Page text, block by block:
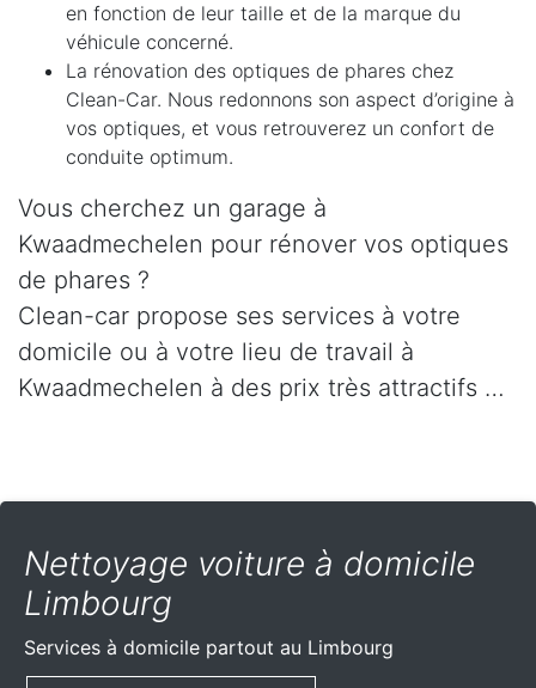
en fonction de leur taille et de la marque du
véhicule concerné.
La rénovation des optiques de phares chez
Clean-Car. Nous redonnons son aspect d’origine à
vos optiques, et vous retrouverez un confort de
conduite optimum.
Vous cherchez un garage à
Kwaadmechelen pour rénover vos optiques
de phares ?
Clean-car propose ses services à votre
domicile ou à votre lieu de travail à
Kwaadmechelen à des prix très attractifs …
Nettoyage voiture à domicile
Limbourg
Services à domicile partout au Limbourg